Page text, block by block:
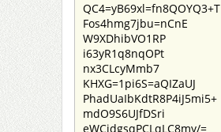
QC4=yB69xl=fn8QOYQ3+T
Fos4hmg7jbu=nCnE
W9XDhibVO1RP
i63yR1q8nqOPt
nx3CLcyMmb7
KHXG=1pi6S=aQIZaUJ
PhadUaIbKdtR8P4iJ5mi5+
mdO9S6UJfDSri
eWCidgsqPCLqLC8my/=